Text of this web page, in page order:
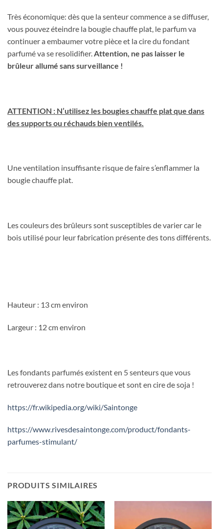
Très économique: dès que la senteur commence a se diffuser,
vous pouvez éteindre la bougie chauffe plat, le parfum va
continuer a embaumer votre pièce et la cire du fondant
parfumé va se resolidifier.Attention, ne pas laisser le
brûleur allumé sans surveillance !
ATTENTION : N’utilisez les bougies chauffe plat que dans
des supports ou réchauds bien ventilés.
Une ventilation insuffisante risque de faire s’enflammer la
bougie chauffe plat.
Les couleurs des brûleurs sont susceptibles de varier car le
bois utilisé pour leur fabrication présente des tons différents.
Hauteur : 13 cm environ
Largeur : 12 cm environ
Les fondants parfumés existent en 5 senteurs que vous
retrouverez dans notre boutique et sont en cire de soja !
https://fr.wikipedia.org/wiki/Saintonge
https://www.rivesdesaintonge.com/product/fondants-
parfumes-stimulant/
PRODUITS SIMILAIRES